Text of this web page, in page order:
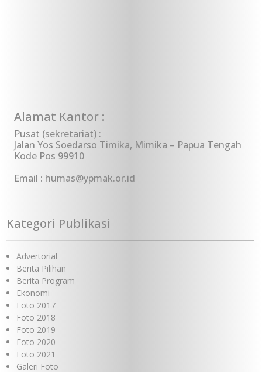
Alamat Kantor :
Pusat (sekretariat) :
Jalan Yos Soedarso Timika, Mimika – Papua Tengah
Kode Pos 99910
Email : humas@ypmak.or.id
Kategori Publikasi
Advertorial
Berita Pilihan
Berita Program
Ekonomi
Foto 2017
Foto 2018
Foto 2019
Foto 2020
Foto 2021
Galeri Foto